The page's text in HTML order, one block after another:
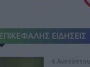
ΕΠΙΚΕΦΑΛΗΣ ΕΙΔΗΣΕΙΣ
6